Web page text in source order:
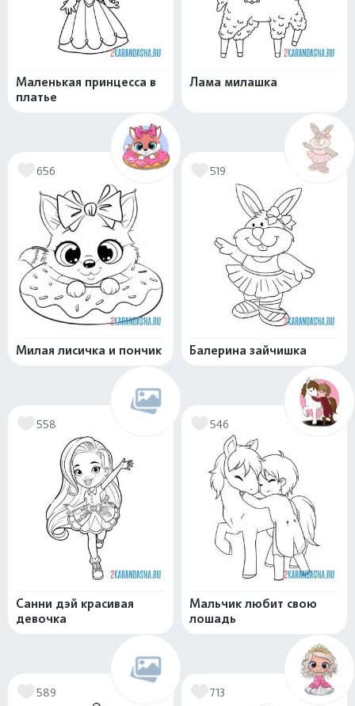
Маленькая принцесса в
платье
Лама милашка
656
Милая лисичка и пончик
519
Балерина зайчишка
558
Санни дэй красивая
девочка
546
Мальчик любит свою
лошадь
589 713